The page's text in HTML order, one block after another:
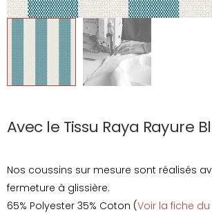
Avec le Tissu Raya Rayure
Nos coussins sur mesure sont réalisés
fermeture à glissière.
65% Polyester 35% Coton (Voir la fiche